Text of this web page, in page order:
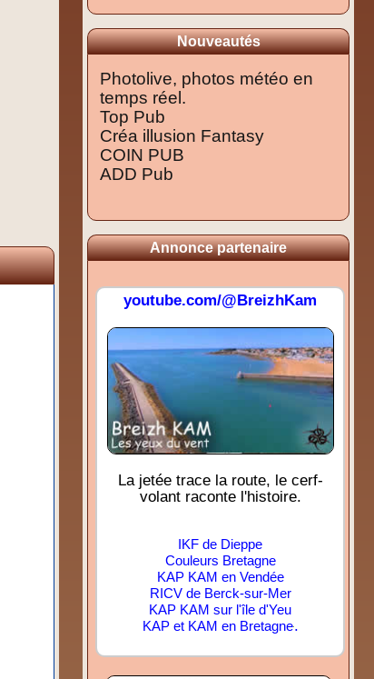
Nouveautés
Photolive, photos météo en
temps réel.
Top Pub
Créa illusion Fantasy
COIN PUB
ADD Pub
Annonce partenaire
youtube.com/@BreizhKam
La jetée trace la route, le cerf-
volant raconte l'histoire.
IKF de Dieppe
Couleurs Bretagne
KAP KAM en Vendée
RICV de Berck-sur-Mer
KAP KAM sur l'île d'Yeu
KAP et KAM en Bretagne.